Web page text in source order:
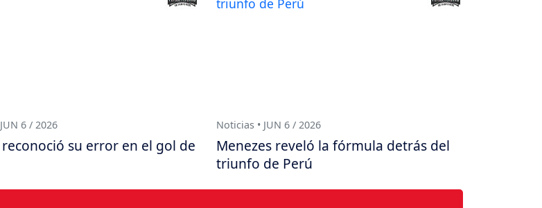
6 / 2026
su error en el gol de
Noticias • JUN 6 / 2026
Menezes reveló la fórmula detrás del
triunfo de Perú